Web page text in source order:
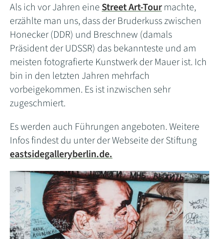
Als ich vor Jahren eineStreet Art-Tourmachte,
erzählte man uns, dass der Bruderkuss zwischen
Honecker (DDR) und Breschnew (damals
Präsident der UDSSR) das bekannteste und am
meisten fotografierte Kunstwerk der Mauer ist. Ich
bin in den letzten Jahren mehrfach
vorbeigekommen. Es ist inzwischen sehr
zugeschmiert.
Es werden auch Führungen angeboten. Weitere
Infos findest du unter der Webseite der Stiftung
eastsidegalleryberlin.de.